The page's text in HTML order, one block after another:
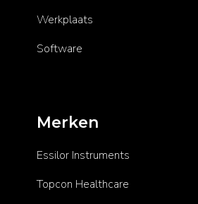
Werkplaats
Software
Merken
Essilor Instruments
Topcon Healthcare